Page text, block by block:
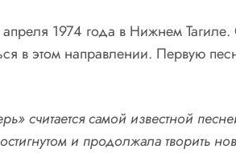
1974 года в Нижнем Тагиле.
в этом направлении. Первую
считается самой известной
и продолжала